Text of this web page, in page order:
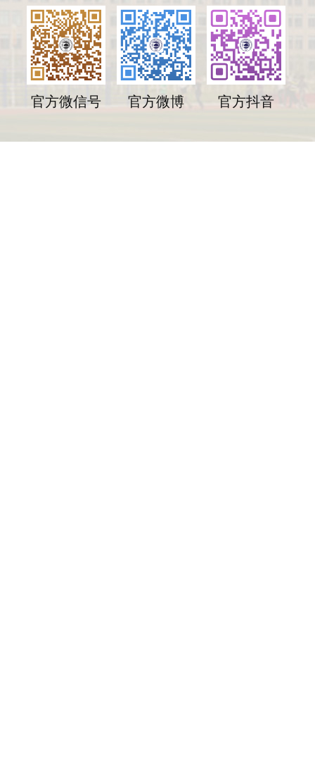
官方微信号 官方微博 官方抖音